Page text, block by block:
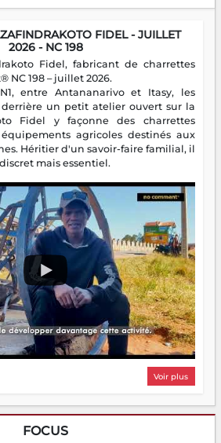
FIDEL - JUILLET
2026 - NC 198
Fidel, fabricant de charrettes
NC 198 – juillet 2026.
entre Antananarivo et Itasy, les
un petit atelier ouvert sur la
Fidel y façonne des charrettes
agricoles destinés aux
Héritier d'un savoir-faire familial, il
mais essentiel.
Voir plus
FOCUS